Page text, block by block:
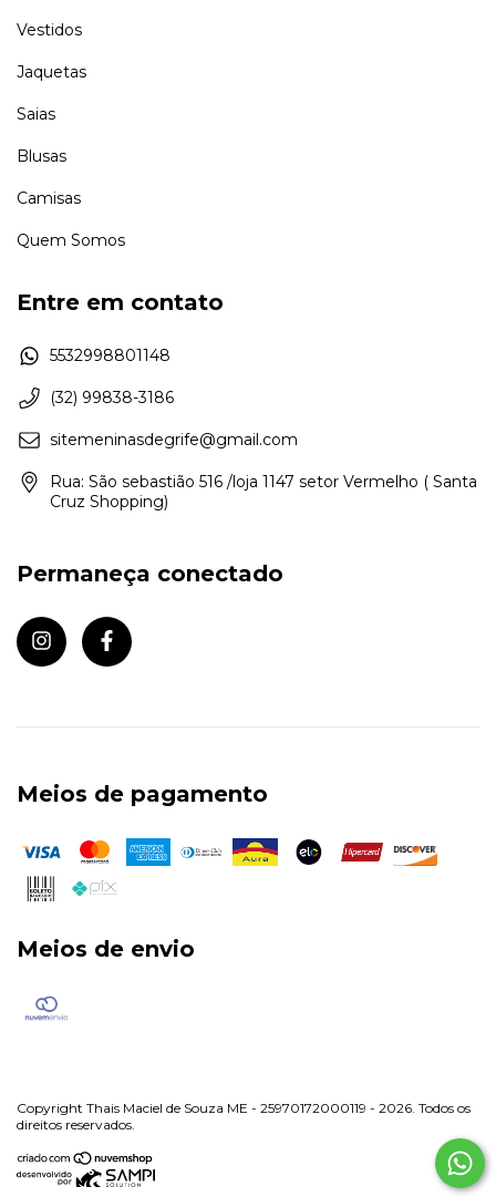
Vestidos
Jaquetas
Saias
Blusas
Camisas
Quem Somos
Entre em contato
5532998801148
(32) 99838-3186
sitemeninasdegrife@gmail.com
Rua: São sebastião 516 /loja 1147 setor Vermelho ( Santa
Cruz Shopping)
Permaneça conectado
Meios de pagamento
Meios de envio
Copyright Thais Maciel de Souza ME - 25970172000119 - 2026. Todos os
direitos reservados.